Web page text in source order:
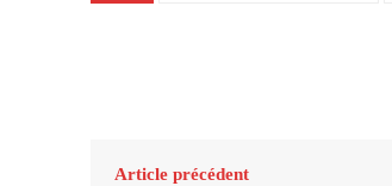
Article précédent